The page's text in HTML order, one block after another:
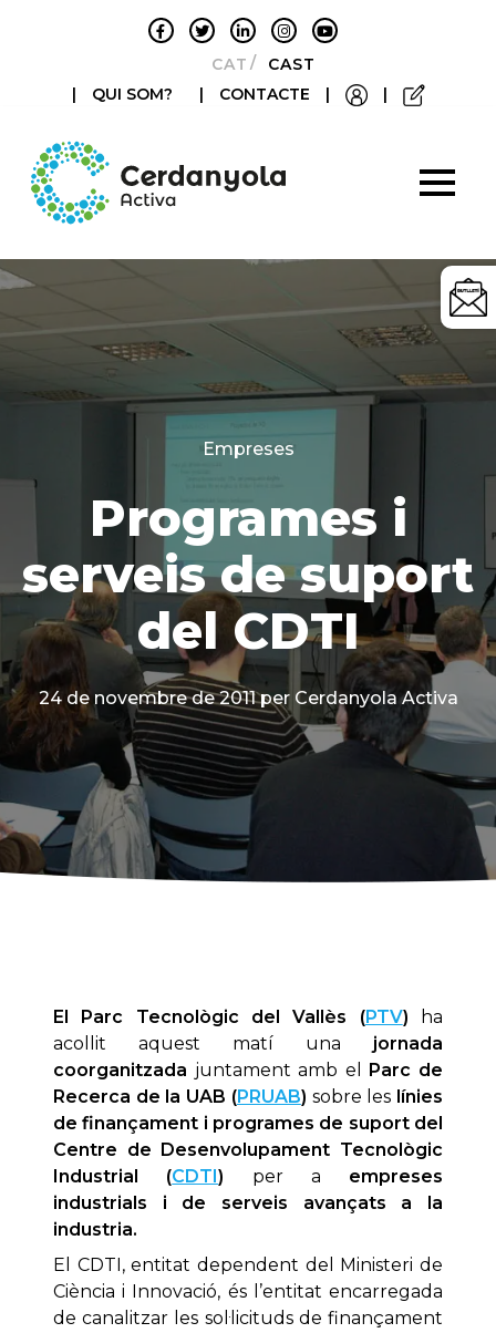
CATALÀCASTELLANO
|
QUI SOM? | CONTACTE | |
Categories
Empreses
Programes i
serveis de suport
del CDTI
24 de novembre de 2011 per Cerdanyola Activa
El Parc Tecnològic del Vallès (PTV)
ha
acollit aquest matí una jornada
coorganitzada juntament amb el Parc de
Recerca de la UAB (PRUAB) sobre les línies
de finançament i programes de suport del
Centre de Desenvolupament Tecnològic
Industrial (CDTI) per a empreses
industrials i de serveis avançats a la
industria.
El CDTI, entitat dependent del Ministeri de
Ciència i Innovació, és l’entitat encarregada
de canalitzar les sol·licituds de finançament